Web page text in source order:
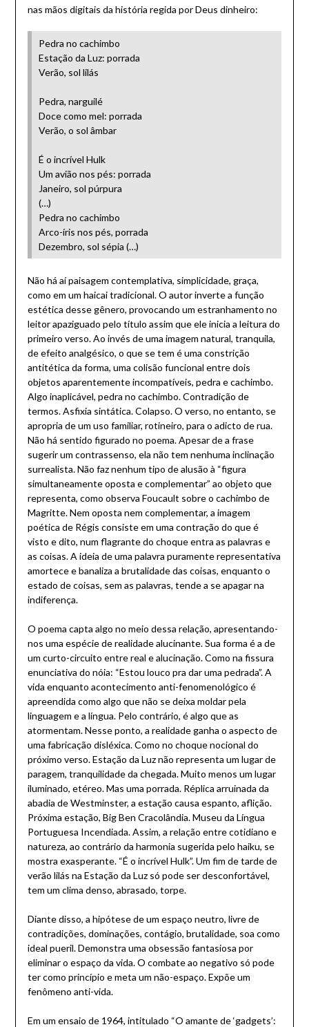
nas mãos digitais da história regida por Deus dinheiro:
Pedra no cachimbo
Estação da Luz: porrada
Verão, sol lilás
Pedra, narguilé
Doce como mel: porrada
Verão, o sol âmbar
É o incrível Hulk
Um avião nos pés: porrada
Janeiro, sol púrpura
(…)
Pedra no cachimbo
Arco-íris nos pés, porrada
Dezembro, sol sépia (…)
Não há aí paisagem contemplativa, simplicidade, graça,
como em um haicai tradicional. O autor inverte a função
estética desse gênero, provocando um estranhamento no
leitor apaziguado pelo título assim que ele inicia a leitura do
primeiro verso. Ao invés de uma imagem natural, tranquila,
de efeito analgésico, o que se tem é uma constrição
antitética da forma, uma colisão funcional entre dois
objetos aparentemente incompatíveis, pedra e cachimbo.
Algo inaplicável, pedra no cachimbo. Contradição de
termos. Asfixia sintática. Colapso. O verso, no entanto, se
apropria de um uso familiar, rotineiro, para o adicto de rua.
Não há sentido figurado no poema. Apesar de a frase
sugerir um contrassenso, ela não tem nenhuma inclinação
surrealista. Não faz nenhum tipo de alusão à “figura
simultaneamente oposta e complementar” ao objeto que
representa, como observa Foucault sobre o cachimbo de
Magritte. Nem oposta nem complementar, a imagem
poética de Régis consiste em uma contração do que é
visto e dito, num flagrante do choque entra as palavras e
as coisas. A ideia de uma palavra puramente representativa
amortece e banaliza a brutalidade das coisas, enquanto o
estado de coisas, sem as palavras, tende a se apagar na
indiferença.
O poema capta algo no meio dessa relação, apresentando-
nos uma espécie de realidade alucinante. Sua forma é a de
um curto-circuito entre real e alucinação. Como na fissura
enunciativa do nóia: “Estou louco pra dar uma pedrada”. A
vida enquanto acontecimento anti-fenomenológico é
apreendida como algo que não se deixa moldar pela
linguagem e a língua. Pelo contrário, é algo que as
atormentam. Nesse ponto, a realidade ganha o aspecto de
uma fabricação disléxica. Como no choque nocional do
próximo verso. Estação da Luz não representa um lugar de
paragem, tranquilidade da chegada. Muito menos um lugar
iluminado, etéreo. Mas uma porrada. Réplica arruinada da
abadia de Westminster, a estação causa espanto, aflição.
Próxima estação, Big Ben Cracolândia. Museu da Língua
Portuguesa Incendiada. Assim, a relação entre cotidiano e
natureza, ao contrário da harmonia sugerida pelo haiku, se
mostra exasperante. “É o incrível Hulk”. Um fim de tarde de
verão lilás na Estação da Luz só pode ser desconfortável,
tem um clima denso, abrasado, torpe.
Diante disso, a hipótese de um espaço neutro, livre de
contradições, dominações, contágio, brutalidade, soa como
ideal pueril. Demonstra uma obsessão fantasiosa por
eliminar o espaço da vida. O combate ao negativo só pode
ter como princípio e meta um não-espaço. Expõe um
fenômeno anti-vida.
Em um ensaio de 1964, intitulado “O amante de ‘gadgets’: